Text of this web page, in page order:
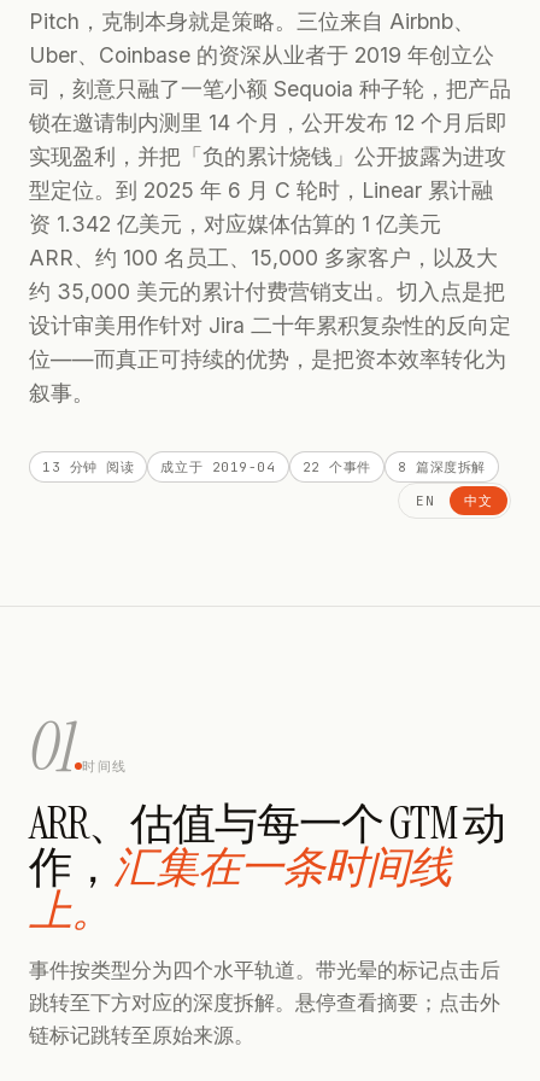
Pitch，克制本身就是策略。三位来自 Airbnb、
Uber、Coinbase 的资深从业者于 2019 年创立公
司，刻意只融了一笔小额 Sequoia 种子轮，把产品
锁在邀请制内测里 14 个月，公开发布 12 个月后即
实现盈利，并把「负的累计烧钱」公开披露为进攻
型定位。到 2025 年 6 月 C 轮时，Linear 累计融
资 1.342 亿美元，对应媒体估算的 1 亿美元
ARR、约 100 名员工、15,000 多家客户，以及大
约 35,000 美元的累计付费营销支出。切入点是把
设计审美用作针对 Jira 二十年累积复杂性的反向定
位——而真正可持续的优势，是把资本效率转化为
叙事。
13 分钟 阅读 成立于 2019-04 22 个事件 8
篇深度拆解
EN
中文
01 时间线
ARR、估值与每一个 GTM 动
作， 汇集在一条时间线
上。
事件按类型分为四个水平轨道。带光晕的标记点击后
跳转至下方对应的深度拆解。悬停查看摘要；点击外
链标记跳转至原始来源。